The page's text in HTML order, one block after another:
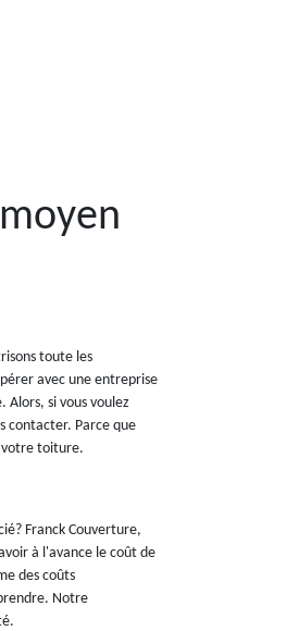
toute les
avec une entreprise
si vous voulez
contacter. Parce que
votre toiture.
Franck Couverture,
à l'avance le coût de
des coûts
Notre